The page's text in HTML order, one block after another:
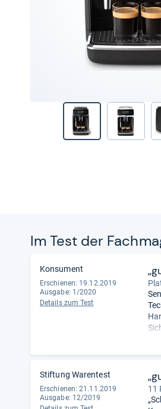
Im Test der
Konsument
Erschienen: 19.12.2019
Ausgabe: 1/2020
Details zum Test
Stiftung Warentest
Erschienen: 21.11.2019
Ausgabe: 12/2019
11